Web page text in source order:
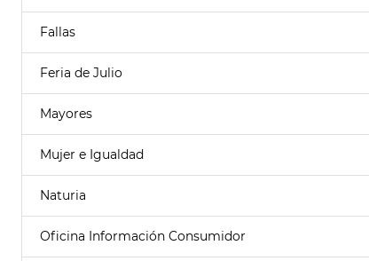
Fallas
Feria de Julio
Mayores
Mujer e Igualdad
Naturia
Oficina Información Consumidor